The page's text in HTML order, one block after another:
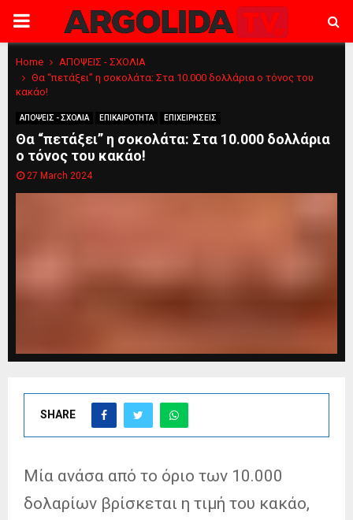
PRIMARY
MENU
Home
ΑΠΟΨΕΙΣ - ΣΧΟΛΙΑ
Θα “πετάξει” η σοκολάτα: Στα 10.000 δολλάρια ο τόνος του
κακάο!
ΑΠΟΨΕΙΣ - ΣΧΟΛΙΑ ΕΠΙΚΑΙΡΟΤΗΤΑ ΕΠΙΧΕΙΡΗΣΕΙΣ
Θα “πετάξει” η σοκολάτα: Στα 10.000 δολλάρια
ο τόνος του κακάο!
27 March 2024
SHARE
Μία ανάσα από το όριο των 10.000
δολαρίων βρίσκεται η τιμή του κακάο,